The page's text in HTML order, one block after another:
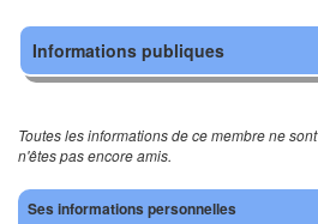
Informations publiques
Toutes les informations de ce membre ne
n'êtes pas encore amis.
Ses informations personnelles